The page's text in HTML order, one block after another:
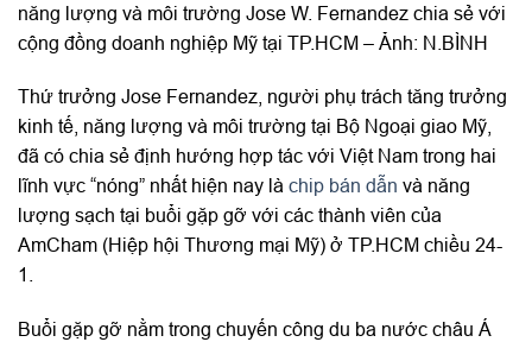
năng lượng và môi trường Jose W. Fernandez chia sẻ với
cộng đồng doanh nghiệp Mỹ tại TP.HCM – Ảnh: N.BÌNH
Thứ trưởng Jose Fernandez, người phụ trách tăng trưởng
kinh tế, năng lượng và môi trường tại Bộ Ngoại giao Mỹ,
đã có chia sẻ định hướng hợp tác với Việt Nam trong hai
lĩnh vực “nóng” nhất hiện nay là chip bán dẫn và năng
lượng sạch tại buổi gặp gỡ với các thành viên của
AmCham (Hiệp hội Thương mại Mỹ) ở TP.HCM chiều 24-
1.
Buổi gặp gỡ nằm trong chuyến công du ba nước châu Á